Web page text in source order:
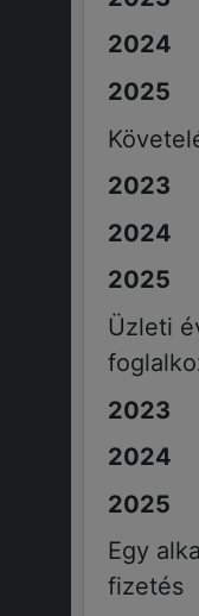
Üzleti
Egy
fizetés